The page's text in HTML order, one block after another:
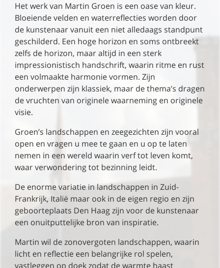
Het werk van Martin Groen is een oase van kleur.
Bloeiende velden en waterreflecties worden door
de kunstenaar vanuit een niet alledaags standpunt
geschilderd. Een hoge horizon en soms ontbreekt
zelfs de horizon, maar altijd in een sterk
impressionistisch handschrift, waarin ritme en rust
een volmaakte harmonie vormen. Zijn
onderwerpen zijn klassiek, maar de thema’s dragen
de vruchten van originele waarneming en originele
visie.
Groen’s landschappen en zeegezichten zijn vooral
open en vragen u mee te gaan en u op te laten
nemen in een wereld waarin verf tot leven komt,
waar verwondering tot bezinning leidt.
De enorme variatie in landschappen in Zuid-
Frankrijk, Italië maar ook in de eigen regio en zijn
geboorteplaats Den Haag zijn voor de kunstenaar
een onuitputtelijke bron van inspiratie.
Martin wil de zonovergoten landschappen, waarin
licht en reflectie een belangrijke rol spelen,
vastleggen op doek zodat de warmte haast